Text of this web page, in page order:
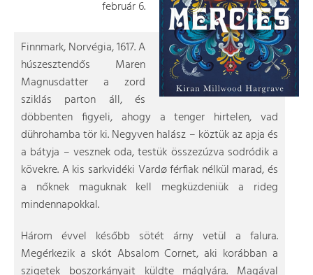
február 6.
Finnmark, Norvégia, 1617. A
húszesztendős Maren
Magnusdatter a zord
sziklás parton áll, és
döbbenten figyeli, ahogy a tenger hirtelen, vad
dührohamba tör ki. Negyven halász – köztük az apja és
a bátyja – vesznek oda, testük összezúzva sodródik a
kövekre. A kis sarkvidéki Vardø férfiak nélkül marad, és
a nőknek maguknak kell megküzdeniük a rideg
mindennapokkal.
Három évvel később sötét árny vetül a falura.
Megérkezik a skót Absalom Cornet, aki korábban a